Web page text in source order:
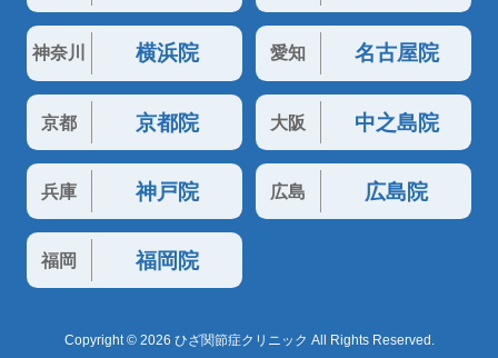
神奈川 横浜院 愛知 名古屋院
京都 京都院 大阪 中之島院
兵庫 神戸院 広島 広島院
福岡 福岡院
Copyright © 2026 ひざ関節症クリニック All Rights Reserved.